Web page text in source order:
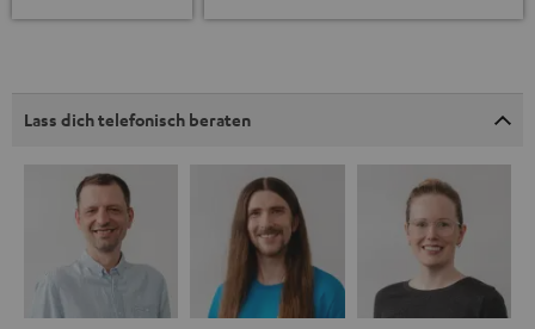
Lass dich telefonisch beraten